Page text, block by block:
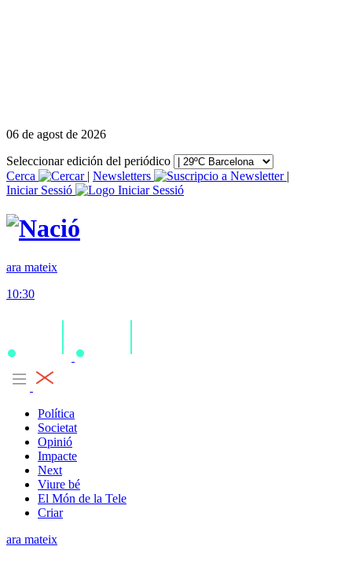
06 de agost de 2026
Seleccionar edición del periódico
Cerca
| Newsletters
|
Iniciar Sessió
ara mateix
10:30
Política
Societat
Opinió
Impacte
Next
Viure bé
El Món de la Tele
Criar
ara mateix